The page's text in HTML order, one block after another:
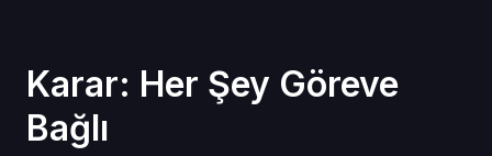
Karar: Her Şey Göreve
Bağlı